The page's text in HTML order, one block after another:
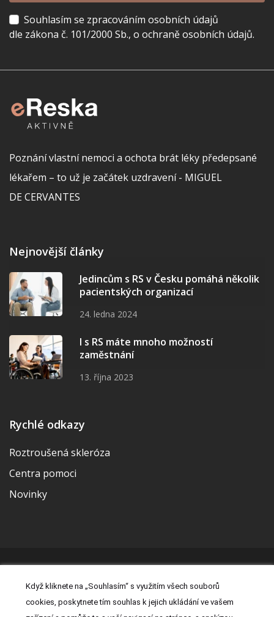
Souhlasím se zpracováním osobních údajů
dle zákona č. 101/2000 Sb., o ochraně osobních údajů.
Poznání vlastní nemoci a ochota brát léky předepsané
lékařem – to už je začátek uzdravení - MIGUEL
DE CERVANTES
Nejnovější články
Jedincům s RS v Česku pomáhá několik
pacientských organizací
24. ledna 2024
I s RS máte mnoho možností
zaměstnání
13. října 2023
Rychlé odkazy
Roztroušená skleróza
Centra pomoci
Novinky
Právní prohlášení|Prohlášení o cookies|Nastavení cookies
Kontakt|Zásady zpracování osobních údajů
Když kliknete na „Souhlasím“ s využitím všech souborů
cookies, poskytnete tím souhlas k jejich ukládání ve vašem